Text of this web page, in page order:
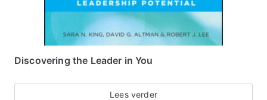
Discovering the Leader in You
Lees verder